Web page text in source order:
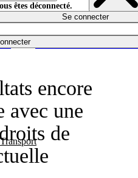
êtes déconnecté.
Se connecter
encore
avec une
de